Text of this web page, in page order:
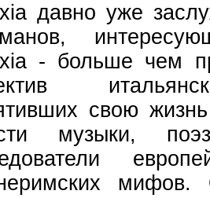
давно уже
- больше чем
свою
музыки,